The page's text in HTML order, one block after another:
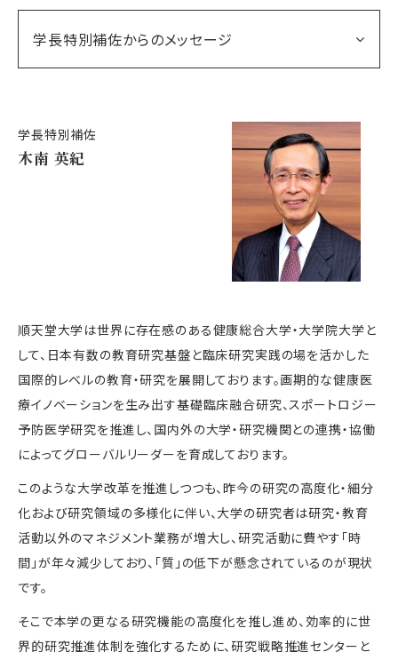
学長特別補佐からのメッセージ
学長特別補佐
木南 英紀
順天堂大学は世界に存在感のある健康総合大学・大学院大学と
して、日本有数の教育研究基盤と臨床研究実践の場を活かした
国際的レベルの教育・研究を展開しております。画期的な健康医
療イノベーションを生み出す基礎臨床融合研究、スポートロジー
予防医学研究を推進し、国内外の大学・研究機関との連携・協働
によってグローバルリーダーを育成しております。
このような大学改革を推進しつつも、昨今の研究の高度化・細分
化および研究領域の多様化に伴い、大学の研究者は研究・教育
活動以外のマネジメント業務が増大し、研究活動に費やす「時
間」が年々減少しており、「質」の低下が懸念されているのが現状
です。
そこで本学の更なる研究機能の高度化を推し進め、効率的に世
界的研究推進体制を強化するために、研究戦略推進センターと